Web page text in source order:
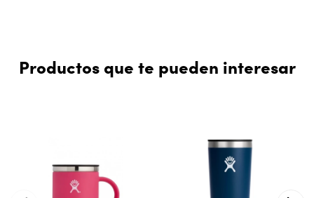
Productos que te pueden interesar